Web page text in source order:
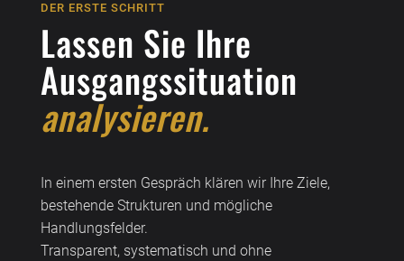
DER ERSTE SCHRITT
Lassen Sie Ihre
Ausgangssituation
analysieren.
In einem ersten Gespräch klären wir Ihre Ziele,
bestehende Strukturen und mögliche
Handlungsfelder.
Transparent, systematisch und ohne